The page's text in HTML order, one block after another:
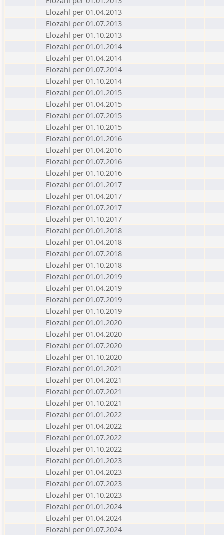
Elozahl per 01.04.2013
Elozahl per 01.07.2013
Elozahl per 01.10.2013
Elozahl per 01.01.2014
Elozahl per 01.04.2014
Elozahl per 01.07.2014
Elozahl per 01.10.2014
Elozahl per 01.01.2015
Elozahl per 01.04.2015
Elozahl per 01.07.2015
Elozahl per 01.10.2015
Elozahl per 01.01.2016
Elozahl per 01.04.2016
Elozahl per 01.07.2016
Elozahl per 01.10.2016
Elozahl per 01.01.2017
Elozahl per 01.04.2017
Elozahl per 01.07.2017
Elozahl per 01.10.2017
Elozahl per 01.01.2018
Elozahl per 01.04.2018
Elozahl per 01.07.2018
Elozahl per 01.10.2018
Elozahl per 01.01.2019
Elozahl per 01.04.2019
Elozahl per 01.07.2019
Elozahl per 01.10.2019
Elozahl per 01.01.2020
Elozahl per 01.04.2020
Elozahl per 01.07.2020
Elozahl per 01.10.2020
Elozahl per 01.01.2021
Elozahl per 01.04.2021
Elozahl per 01.07.2021
Elozahl per 01.10.2021
Elozahl per 01.01.2022
Elozahl per 01.04.2022
Elozahl per 01.07.2022
Elozahl per 01.10.2022
Elozahl per 01.01.2023
Elozahl per 01.04.2023
Elozahl per 01.07.2023
Elozahl per 01.10.2023
Elozahl per 01.01.2024
Elozahl per 01.04.2024
Elozahl per 01.07.2024